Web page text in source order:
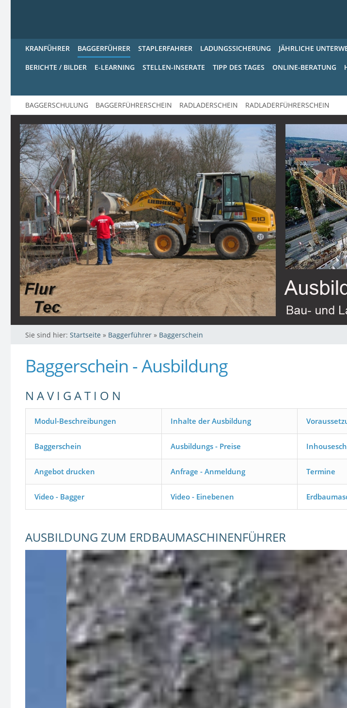
KRANFÜHRER BAGGERFÜHRER STAPLERFAHRER LADUNGSSICHERUNG JÄHRLICHE
BERICHTE / BILDER E-LEARNING STELLEN-INSERATE TIPP DES TAGES ONLINE-BERATUNG
BAGGERSCHULUNG BAGGERFÜHRERSCHEIN RADLADERSCHEIN RADLADERFÜHRERSCHEIN
Sie sind hier: Startseite » Baggerführer » Baggerschein
Baggerschein - Ausbildung
N A V I G A T I O N
Modul-Beschreibungen Inhalte der Ausbildung
Baggerschein Ausbildungs - Preise
Angebot drucken Anfrage - Anmeldung Termine
Video - Bagger Video - Einebenen
AUSBILDUNG ZUM ERDBAUMASCHINENFÜHRER